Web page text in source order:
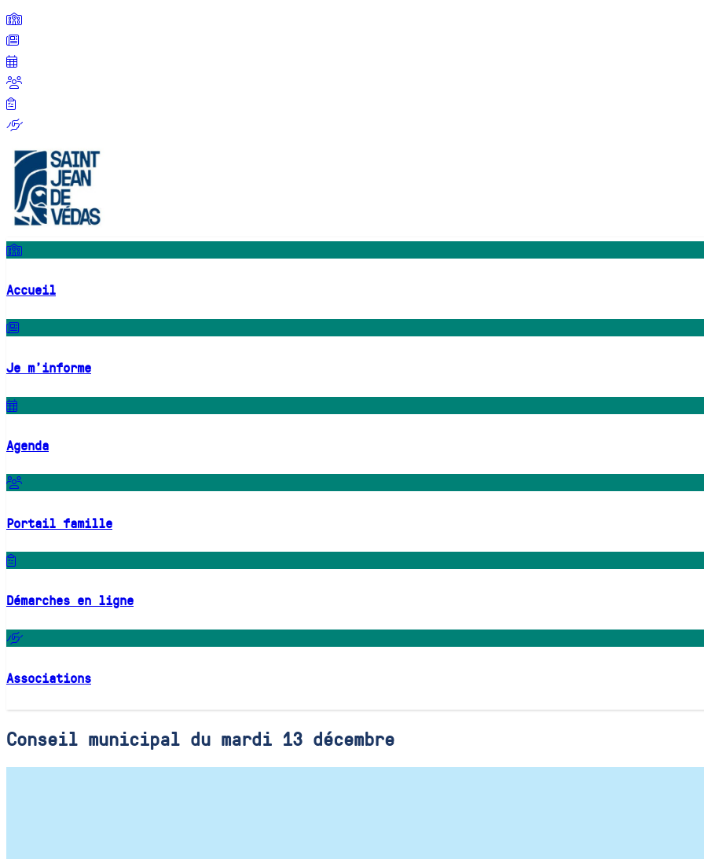
Accueil
Je m'informe
Agenda
Portail famille
Démarches en ligne
Associations
Conseil municipal du mardi 13 décembre